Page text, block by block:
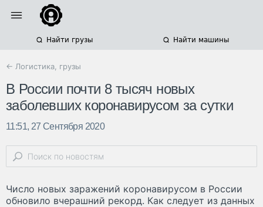
Найти грузы Найти машины
← Логистика, грузы
В России почти 8 тысяч новых
заболевших коронавирусом за сутки
11:51, 27 Сентября 2020
Число новых заражений коронавирусом в России
обновило вчерашний рекорд. Как следует из данных